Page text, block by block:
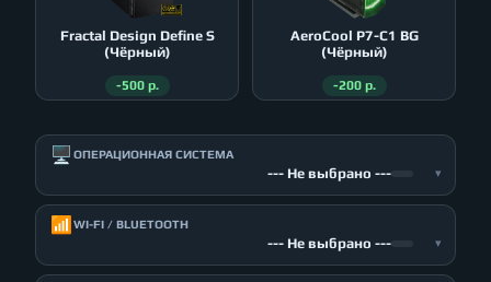
Fractal Design Define S
(Чёрный)
-500 р.
AeroСool P7-C1 BG
(Чёрный)
-200 р.
🖥️ ОПЕРАЦИОННАЯ СИСТЕМА
--- Не выбрано --- ▾
📶 WI-FI / BLUETOOTH
--- Не выбрано --- ▾